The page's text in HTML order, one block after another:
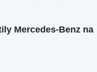
Mercedes-Benz na